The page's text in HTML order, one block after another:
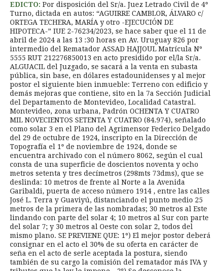
EDICTO: Por disposición del Sr/a. Juez Letrado Civil de 4º
Turno, dictada en autos: “AGUIRRE CAMBLOR, ÁLVARO c/
ORTEGA TECHERA, MARÍA y otro -EJECUCIÓN DE
HIPOTECA-” IUE 2-76234/2023, se hace saber que el 11 de
abril de 2024 a las 13 :30 horas en Av. Uruguay 826 por
intermedio del Rematador ASSAD HAJJOUL Matrícula Nº
5555 RUT 212276850013 en acto presidido por el/la Sr/a.
ALGUACIL del Juzgado, se sacará a la venta en subasta
pública, sin base, en dólares estadounidenses y al mejor
postor el siguiente bien inmueble: Terreno con edificio y
demás mejoras que contiene, sito en la 7a Sección Judicial
del Departamento de Montevideo, Localidad Catastral.
Montevideo, zona urbana, Padrón OCHENTA Y CUATRO
MIL NOVECIENTOS SETENTA Y CUATRO (84.974), señalado
como solar 3 en el Plano del Agrimensor Federico Delgado
del 29 de octubre de 1924, inscripto en la Dirección de
Topografía el 1º de noviembre de 1924, donde se
encuentra archivado con el número 8062, según el cual
consta de una superficie de doscientos noventa y ocho
metros setenta y tres decímetros (298mts 73dms), que se
deslinda: 10 metros de frente al Norte a la Avenida
Garibaldi, puerta de acceso número 1914 , entre las calles
José L. Terra y Guaviyú, distanciando el punto medio 25
metros de la primera de las nombradas; 30 metros al Este
lindando con parte del solar 4; 10 metros al Sur con parte
del solar 7; y 30 metros al Oeste con solar 2, todos del
mismo plano. SE PREVIENE QUE: 1º) El mejor postor deberá
consignar en el acto el 30% de su oferta en carácter de
seña en el acto de serle aceptada la postura, siendo
también de su cargo la comisión del rematador más IVA y